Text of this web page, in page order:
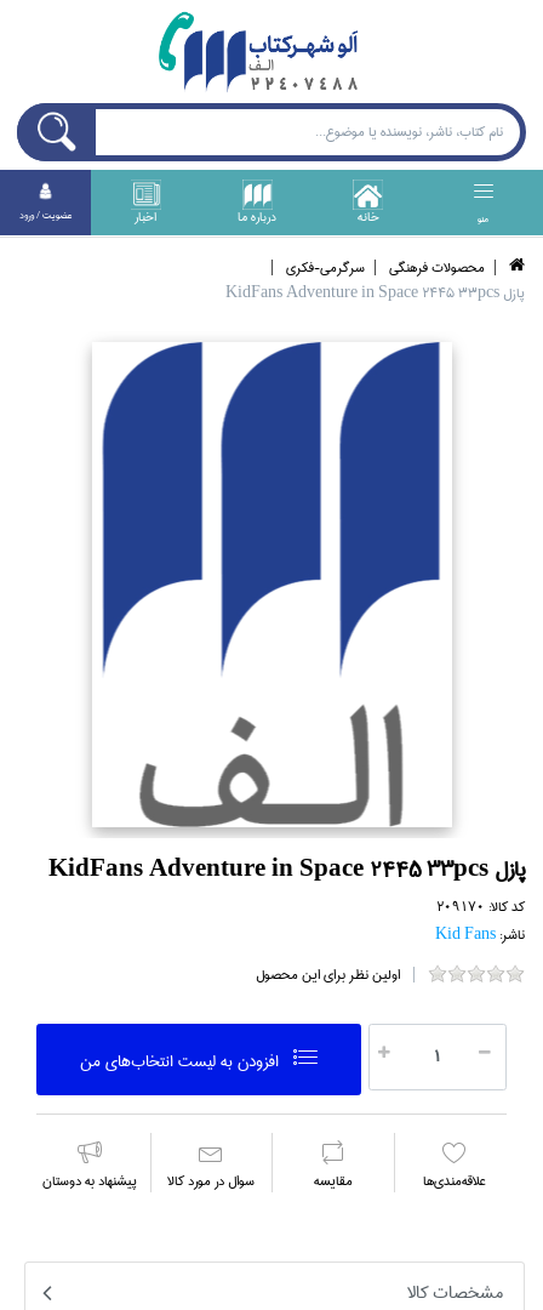
منو خانه درباره ما اخبار عضويت / ورود
محصولات فرهنگي
سرگرمي-فكري
پازل KidFans Adventure in Space 2445 33pcs
پازل KidFans Adventure in Space 2445 33pcs
کد کالا: 209170
ناشر:Kid Fans
اولین نظر برای این محصول
افزودن به ليست انتخاب‌هاي من
علاقه‌مندي‌ها مقايسه سوال در مورد كالا پیشنهاد به دوستان
مشخصات کالا